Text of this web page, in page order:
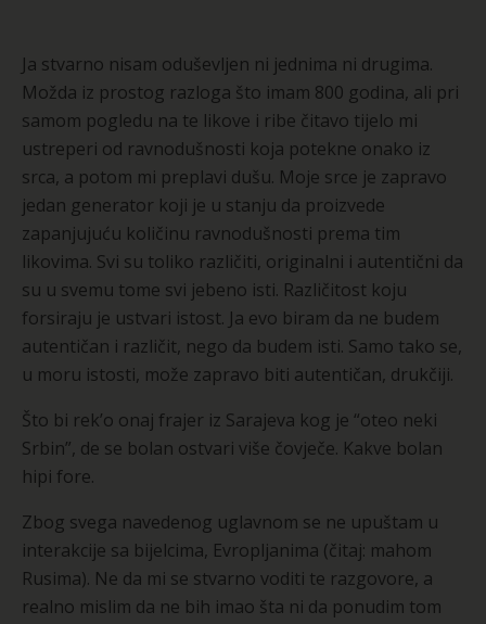
Ja stvarno nisam oduševljen ni jednima ni drugima.
Možda iz prostog razloga što imam 800 godina, ali pri
samom pogledu na te likove i ribe čitavo tijelo mi
ustreperi od ravnodušnosti koja potekne onako iz
srca, a potom mi preplavi dušu. Moje srce je zapravo
jedan generator koji je u stanju da proizvede
zapanjujuću količinu ravnodušnosti prema tim
likovima. Svi su toliko različiti, originalni i autentični da
su u svemu tome svi jebeno isti. Različitost koju
forsiraju je ustvari istost. Ja evo biram da ne budem
autentičan i različit, nego da budem isti. Samo tako se,
u moru istosti, može zapravo biti autentičan, drukčiji.
Što bi rek’o onaj frajer iz Sarajeva kog je “oteo neki
Srbin”, de se bolan ostvari više čovječe. Kakve bolan
hipi fore.
Zbog svega navedenog uglavnom se ne upuštam u
interakcije sa bijelcima, Evropljanima (čitaj: mahom
Rusima). Ne da mi se stvarno voditi te razgovore, a
realno mislim da ne bih imao šta ni da ponudim tom